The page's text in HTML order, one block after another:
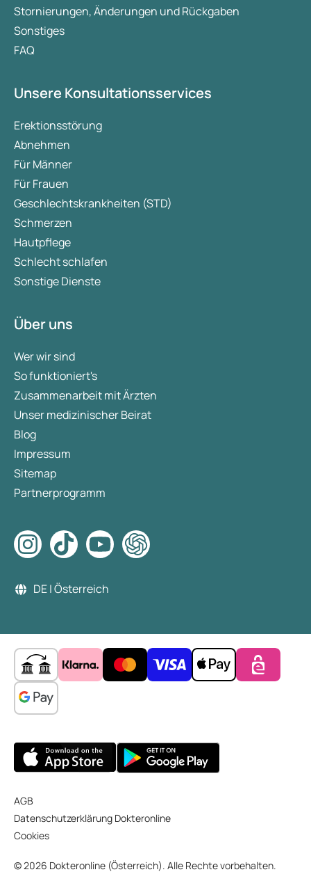
Stornierungen, Änderungen und Rückgaben
Sonstiges
FAQ
Unsere Konsultationsservices
Erektionsstörung
Abnehmen
Für Männer
Für Frauen
Geschlechtskrankheiten (STD)
Schmerzen
Hautpflege
Schlecht schlafen
Sonstige Dienste
Über uns
Wer wir sind
So funktioniert's
Zusammenarbeit mit Ärzten
Unser medizinischer Beirat
Blog
Impressum
Sitemap
Partnerprogramm
DE | Österreich
AGB
Datenschutzerklärung Dokteronline
Cookies
© 2026 Dokteronline (Österreich). Alle Rechte vorbehalten.